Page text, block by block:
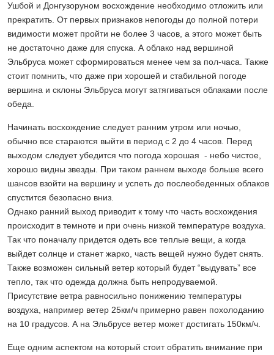
Ушбой и Донгузоруном восхождение необходимо отложить или
прекратить. От первых признаков непогоды до полной потери
видимости может пройти не более 3 часов, а этого может быть
не достаточно даже для спуска. А облако над вершиной
Эльбруса может сформироваться менее чем за пол-часа. Также
стоит помнить, что даже при хорошей и стабильной погоде
вершина и склоны Эльбруса могут затягиваться облаками после
обеда.
Начинать восхождение следует ранним утром или ночью,
обычно все стараются выйти в период с 2 до 4 часов. Перед
выходом следует убедится что погода хорошая - небо чистое,
хорошо видны звезды. При таком раннем выходе больше всего
шансов взойти на вершину и успеть до послеобеденных облаков
спустится безопасно вниз.
Однако ранний выход приводит к тому что часть восхождения
происходит в темноте и при очень низкой температуре воздуха.
Так что поначалу придется одеть все теплые вещи, а когда
выйдет солнце и станет жарко, часть вещей нужно будет снять.
Также возможен сильный ветер который будет “выдувать” все
тепло, так что одежда должна быть непродуваемой.
Присутствие ветра равносильно понижению температуры
воздуха, например ветер 25км/ч примерно равен похолоданию
на 10 градусов. А на Эльбрусе ветер может достигать 150км/ч.
Еще одним аспектом на который стоит обратить внимание при